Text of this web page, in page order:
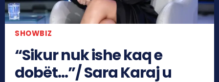
SHOWBIZ
“Sikur nuk ishe kaq e
dobët…”/ Sara Karaj u